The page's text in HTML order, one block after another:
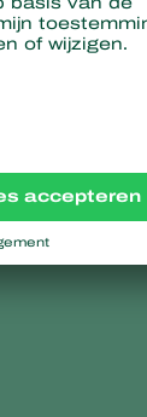
organismen.
in een later
polystyreen
Papier- en